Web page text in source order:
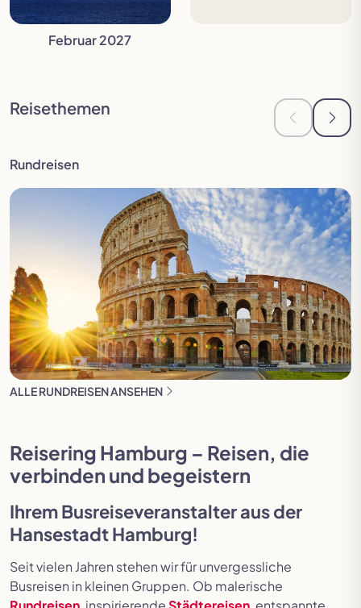
Februar 2027
Reisethemen Zur Zur
Rundreisen
Mehr erfahren
ALLE RUNDREISEN ANSEHEN
Reisering Hamburg – Reisen, die
verbinden und begeistern
IhremBusreiseveranstalter aus der
Hansestadt Hamburg!
Seit vielen Jahren stehen wir für unvergessliche
Busreisen in kleinen Gruppen. Ob malerische